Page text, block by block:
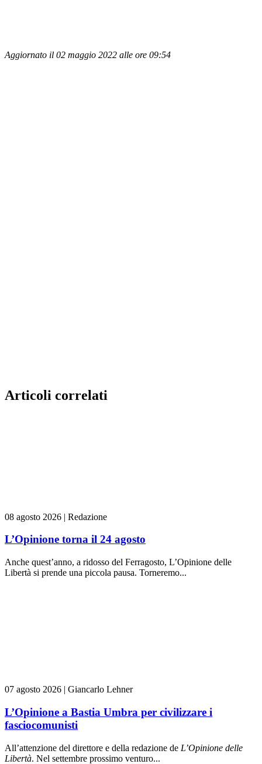
Aggiornato il 02 maggio 2022 alle ore 09:54
Articoli correlati
08 agosto 2026 | Redazione
L’Opinione torna il 24 agosto
Anche quest’anno, a ridosso del Ferragosto, L’Opinione delle
Libertà si prende una piccola pausa. Torneremo...
07 agosto 2026 | Giancarlo Lehner
L’Opinione a Bastia Umbra per civilizzare i
fasciocomunisti
All’attenzione del direttore e della redazione de L’Opinione delle
Libertà. Nel settembre prossimo venturo...